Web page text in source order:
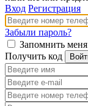
Вход Регистрация
Забыли пароль?
Запомнить меня
Получить код